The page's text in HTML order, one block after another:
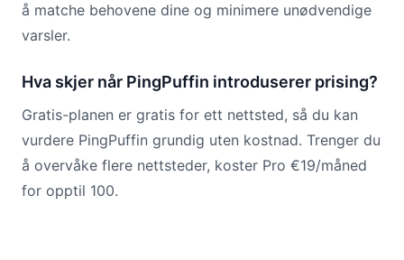
å matche behovene dine og minimere unødvendige
varsler.
Hva skjer når PingPuffin introduserer prising?
Gratis-planen er gratis for ett nettsted, så du kan
vurdere PingPuffin grundig uten kostnad. Trenger du
å overvåke flere nettsteder, koster Pro €19/måned
for opptil 100.